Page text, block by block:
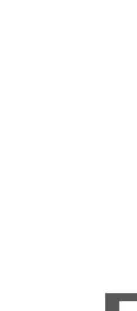
“学生成绩管理”